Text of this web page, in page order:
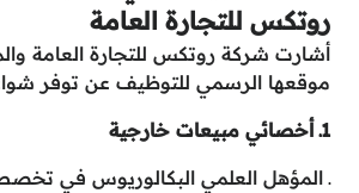
روتكس للتجارة العامة
أشارت شركة روتكس للتجارة العامة
موقعها الرسمي للتوظيف عن توفر
1ـ أخصائي مبيعات خارجية
ـ المؤهل العلمي البكالوريوس في